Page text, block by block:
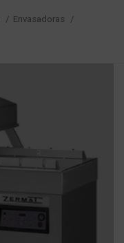
Envasadoras